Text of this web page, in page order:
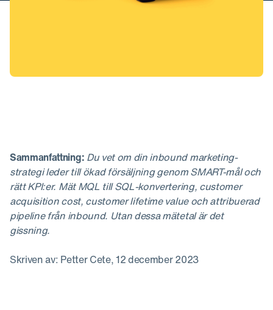
Sammanfattning: Du vet om din inbound marketing-
strategi leder till ökad försäljning genom SMART-mål och
rätt KPI:er. Mät MQL till SQL-konvertering, customer
acquisition cost, customer lifetime value och attribuerad
pipeline från inbound. Utan dessa mätetal är det
gissning.
Skriven av: Petter Cete, 12 december 2023